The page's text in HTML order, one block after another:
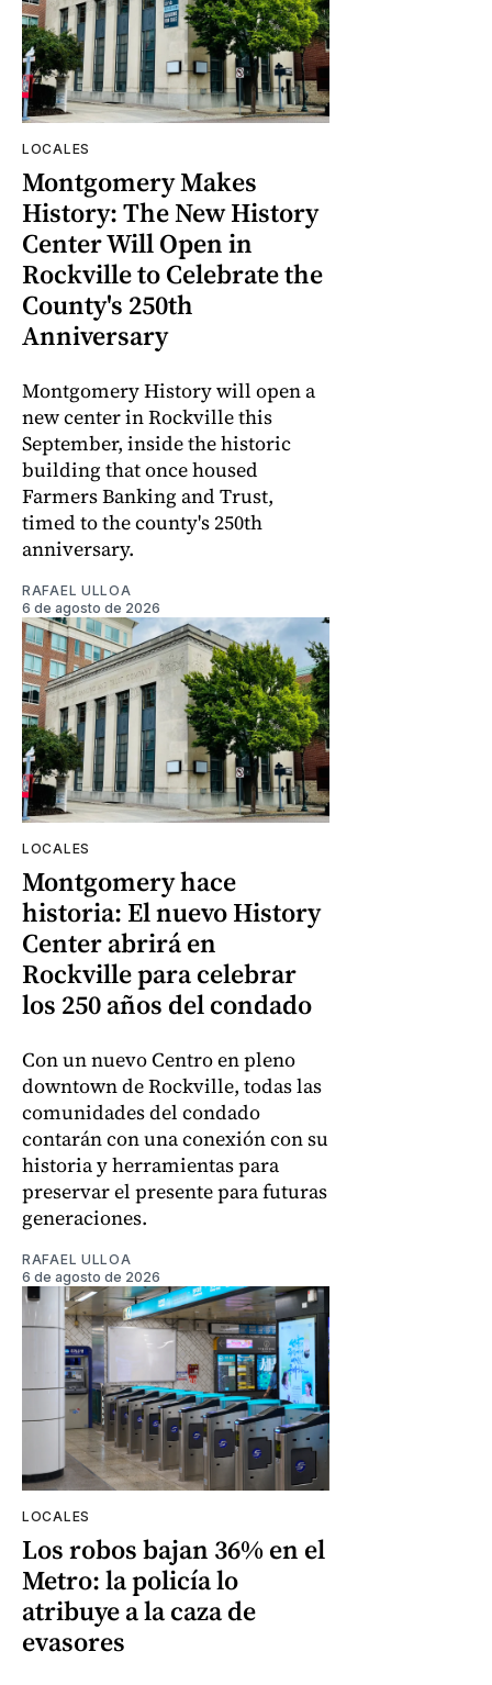
LOCALES
Montgomery Makes
History: The New History
Center Will Open in
Rockville to Celebrate the
County's 250th
Anniversary
Montgomery History will open a
new center in Rockville this
September, inside the historic
building that once housed
Farmers Banking and Trust,
timed to the county's 250th
anniversary.
RAFAEL ULLOA
6 de agosto de 2026
LOCALES
Montgomery hace
historia: El nuevo History
Center abrirá en
Rockville para celebrar
los 250 años del condado
Con un nuevo Centro en pleno
downtown de Rockville, todas las
comunidades del condado
contarán con una conexión con su
historia y herramientas para
preservar el presente para futuras
generaciones.
RAFAEL ULLOA
6 de agosto de 2026
LOCALES
Los robos bajan 36% en el
Metro: la policía lo
atribuye a la caza de
evasores